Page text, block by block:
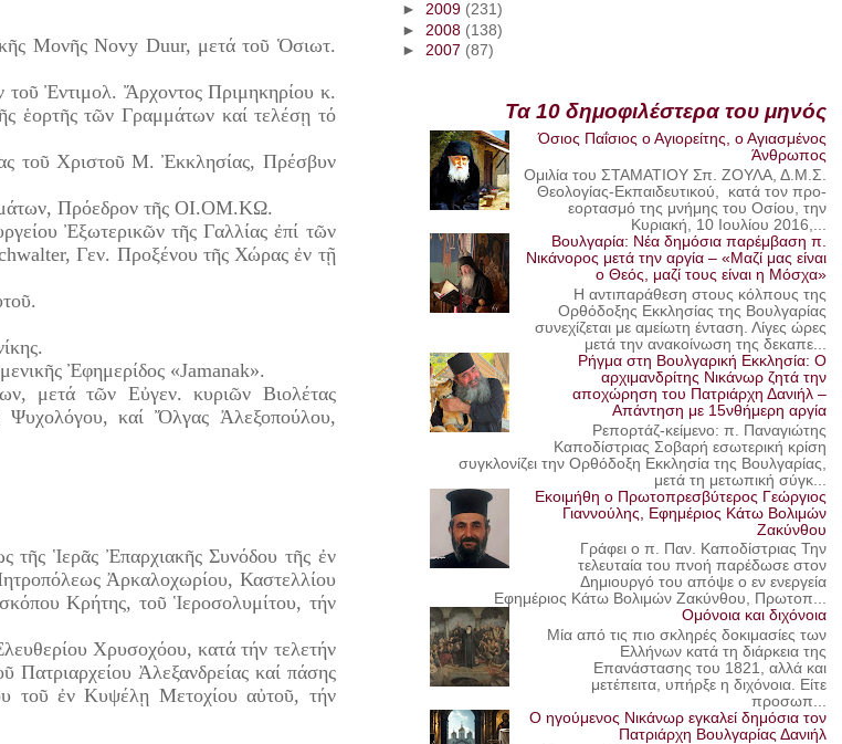
Μονῆς Novy Duur, μετά τοῦ Ὁσιωτ.
Ἐντιμολ. Ἄρχοντος Πριμηκηρίου κ.
ἑορτῆς τῶν Γραμμάτων καί τελέσῃ τό
τοῦ Χριστοῦ Μ. Ἐκκλησίας, Πρέσβυν
Πρόεδρον τῆς ΟΙ.ΟΜ.ΚΩ.
Ἐξωτερικῶν τῆς Γαλλίας ἐπί τῶν
Γεν. Προξένου τῆς Χώρας ἐν τῇ
Ἐφημερίδος «Jamanak».
μετά τῶν Εὐγεν. κυριῶν Βιολέτας
Ψυχολόγου, καί Ὄλγας Ἀλεξοπούλου,
Ἱερᾶς Ἐπαρχιακῆς Συνόδου τῆς ἐν
Ἀρκαλοχωρίου, Καστελλίου
Κρήτης, τοῦ Ἱεροσολυμίτου, τήν
Χρυσοχόου, κατά τήν τελετήν
Πατριαρχείου Ἀλεξανδρείας καί πάσης
ἐν Κυψέλῃ Μετοχίου αὐτοῦ, τήν
►2009 (231)
► 2008 (138)
►2007 (87)
Τα 10 δημοφιλέστερα του μηνός
Όσιος Παΐσιος ο Αγιορείτης, ο Αγιασμένος
Άνθρωπος
Ομιλία του ΣΤΑΜΑΤΙΟΥ Σπ. ΖΟΥΛΑ, Δ.Μ.Σ.
Θεολογίας-Εκπαιδευτικού, κατά τον προ-
εορτασμό της μνήμης του Οσίου, την
Κυριακή, 10 Ιουλίου 2016,...
Βουλγαρία: Νέα δημόσια παρέμβαση π.
Νικάνορος μετά την αργία – «Μαζί μας είναι
ο Θεός, μαζί τους είναι η Μόσχα»
Η αντιπαράθεση στους κόλπους της
Ορθόδοξης Εκκλησίας της Βουλγαρίας
συνεχίζεται με αμείωτη ένταση. Λίγες ώρες
μετά την ανακοίνωση της δεκαπε...
Ρήγμα στη Βουλγαρική Εκκλησία: Ο
αρχιμανδρίτης Νικάνωρ ζητά την
αποχώρηση του Πατριάρχη Δανιήλ –
Απάντηση με 15νθήμερη αργία
Ρεπορτάζ-κείμενο: π. Παναγιώτης
Καποδίστριας Σοβαρή εσωτερική κρίση
συγκλονίζει την Ορθόδοξη Εκκλησία της Βουλγαρίας,
μετά τη μετωπική σύγκ...
Εκοιμήθη ο Πρωτοπρεσβύτερος Γεώργιος
Γιαννούλης, Εφημέριος Κάτω Βολιμών
Ζακύνθου
Γράφει ο π. Παν. Καποδίστριας Την
τελευταία του πνοή παρέδωσε στον
Δημιουργό του απόψε ο εν ενεργεία
Εφημέριος Κάτω Βολιμών Ζακύνθου, Πρωτοπ...
Ομόνοια και διχόνοια
Μία από τις πιο σκληρές δοκιμασίες των
Ελλήνων κατά τη διάρκεια της
Επανάστασης του 1821, αλλά και
μετέπειτα, υπήρξε η διχόνοια. Είτε
προσωπ...
Ο ηγούμενος Νικάνωρ εγκαλεί δημόσια τον
Πατριάρχη Βουλγαρίας Δανιήλ